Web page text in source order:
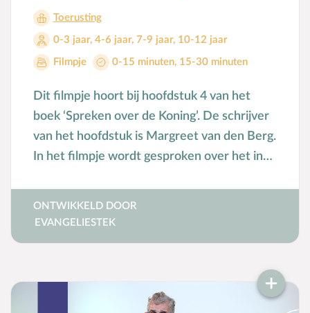
Kerstverhalen
Kindermishandeling/-misbruik
Kleuter
Meerbegaafd/hoogbegaafd
Mensbeeld
N
Natuur
P
Pasen
Toerusting
0-3 jaar, 4-6 jaar, 7-9 jaar, 10-12 jaar
Filmpje 0-15 minuten, 15-30 minuten
Dit filmpje hoort bij hoofdstuk 4 van het
boek ‘Spreken over de Koning’. De schrijver
van het hoofdstuk is Margreet van den Berg.
In het filmpje wordt gesproken over het in
ONTWIKKELD DOOR
EVANGELIESTEK